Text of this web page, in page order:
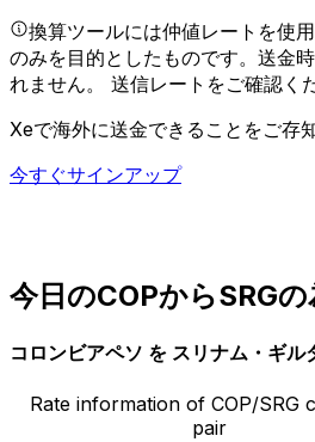
換算ツールには仲値レートを使
のみを目的としたものです。送金
れません。 送信レートをご確認く
Xeで海外に送金できることをご存
今すぐサインアップ
今日のCOPからSRGの
コロンビアペソ を スリナム・ギル
Rate information of COP/SRG
pair